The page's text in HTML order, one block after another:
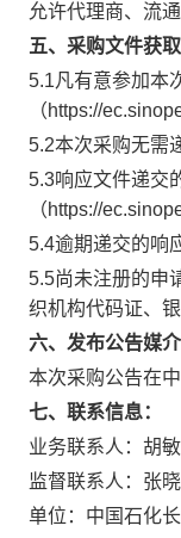
允许代理商、流通
五、采购文件获
5.1凡有意参加本
（https://
5.2本次采购无需
5.3响应文件递交
（https://
5.4逾期递交的响
5.5尚未注册的申
织机构代码证、
六、发布公告媒介
本次采购公告在
七、联系信息：
业务联系人：胡敏
监督联系人：张
单位：中国石化